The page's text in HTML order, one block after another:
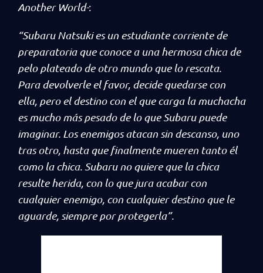
Another World-:
“Subaru Natsuki es un estudiante corriente de
preparatoria que conoce a una hermosa chica de
pelo plateado de otro mundo que lo rescata.
Para devolverle el favor, decide quedarse con
ella, pero el destino con el que carga la muchacha
es mucho más pesado de lo que Subaru puede
imaginar. Los enemigos atacan sin descanso, uno
tras otro, hasta que finalmente mueren tanto él
como la chica. Subaru no quiere que la chica
resulte herida, con lo que jura acabar con
cualquier enemigo, con cualquier destino que le
aguarde, siempre por protegerla”.